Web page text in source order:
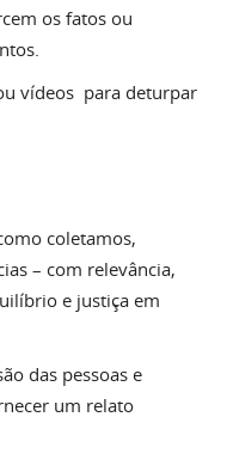
os fatos ou
vídeos para deturpar
coletamos,
– com relevância,
e justiça em
das pessoas e
um relato